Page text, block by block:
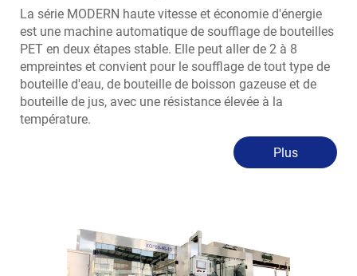
La série MODERN haute vitesse et économie d'énergie
est une machine automatique de soufflage de bouteilles
PET en deux étapes stable. Elle peut aller de 2 à 8
empreintes et convient pour le soufflage de tout type de
bouteille d'eau, de bouteille de boisson gazeuse et de
bouteille de jus, avec une résistance élevée à la
température.
Plus